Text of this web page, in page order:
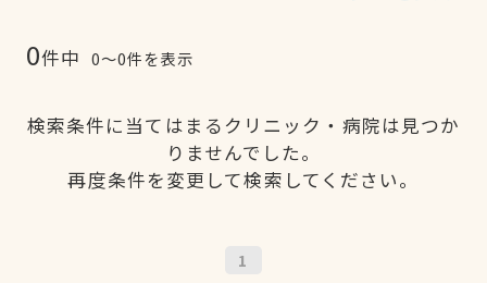
0件中 0〜0件を表示
検索条件に当てはまるクリニック・病院は見つか
りませんでした。
再度条件を変更して検索してください。
1